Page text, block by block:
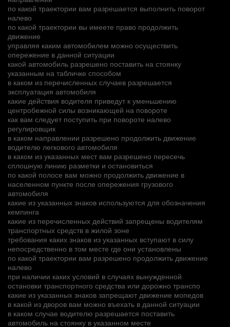
по какой траектории вам разрешается выполнить поворот
налево
по какой траектории вы имеете право продолжить
движение
управляя каким автомобилем можно осуществить
опережение в данной ситуации
какой автомобиль разрешено поставить на стоянку
указанным на табличке способом
в каком из перечисленных случаев разрешается
эксплуатация автомобиля
какие действия водителя приведут к уменьшению
центробежной силы возникающей на повороте
как вам следует поступить при повороте налево
регулировщик
в каком направлении разрешено продолжить движение
водителю легкового автомобиля
в каком из указанных мест вам разрешено пересечь
сплошную линию разметки и остановиться
по какой полосе вам можно продолжить движение в
населенном пункте после опережения грузового
автомобиля
какие из указанных знаков используются для обозначения
кемпинга
какие из перечисленных действий запрещены водителям
транспортных средств в жилой зоне
требования каких знаков из указанных вступают в силу
непосредственно в том месте где они установлены
по какой траектории вам разрешено продолжить движение
налево
при наличии каких условий в случаях вынужденной
остановки транспортного средства или дорожно транспо
какие из указанных знаков запрещают движение мопедов
в какой из дворов вам можно въехать в данной ситуации
в каком случае водителю разрешается поставить
автомобиль на стоянку в указанном месте